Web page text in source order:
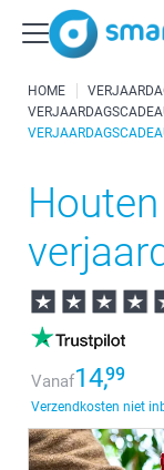
HOME
Vanaf14,99
Verzendkosten niet